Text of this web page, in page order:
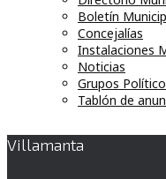
Boletín
Concejalías
Instalaciones
Noticias
Grupos
Tablón de
Villamanta